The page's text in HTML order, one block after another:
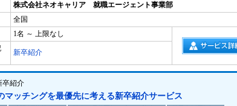
株式会社ネオキャリア 就職エージェント事業部
全国
1名 ～ 上限なし
新卒紹介
紹介
マッチングを最優先に考える新卒紹介サービス